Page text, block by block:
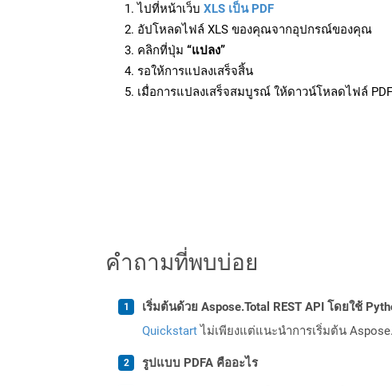
ไปที่หน้าเว็บ XLS เป็น PDF
อัปโหลดไฟล์ XLS ของคุณจากอุปกรณ์ของคุณ
คลิกที่ปุ่ม “แปลง”
รอให้การแปลงเสร็จสิ้น
เมื่อการแปลงเสร็จสมบูรณ์ ให้ดาวน์โหลดไฟล์
คำถามที่พบบ่อย
เริ่มต้นด้วย Aspose.Total REST API โดยใช้
Quickstartไม่เพียงแต่แนะนำการเริ่มต้น
รูปแบบ PDFA คืออะไร